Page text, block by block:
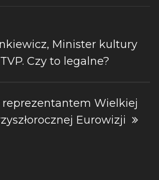
Minister kultury
Czy to legalne?
Wielkiej
Eurowizji